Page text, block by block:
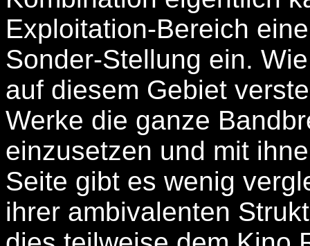
Exploitation-Bereich
Sonder-Stellung ein.
auf diesem Gebiet
Werke die ganze
einzusetzen und mit
Seite gibt es wenig
ihrer ambivalenten